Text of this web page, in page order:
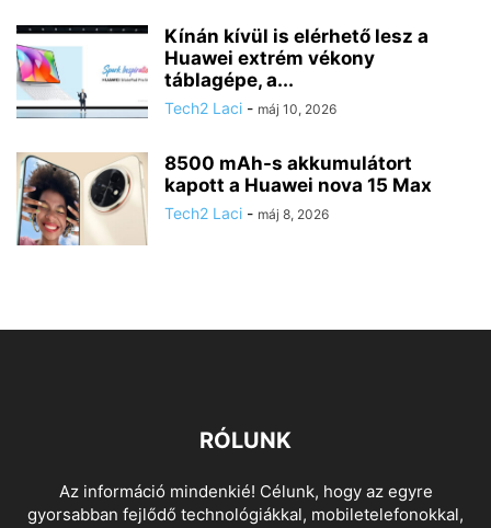
Kínán kívül is elérhető lesz a
Huawei extrém vékony
táblagépe, a...
Tech2 Laci - máj 10, 2026
8500 mAh-s akkumulátort
kapott a Huawei nova 15 Max
Tech2 Laci - máj 8, 2026
RÓLUNK
Az információ mindenkié! Célunk, hogy az egyre
gyorsabban fejlődő technológiákkal, mobiletelefonokkal,